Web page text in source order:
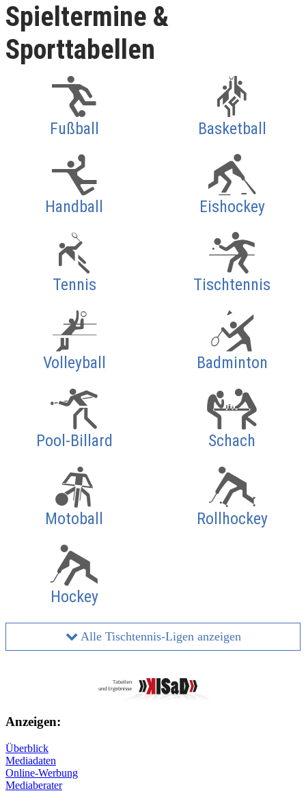
Spieltermine &
Sporttabellen
Fußball Basketball
Handball Eishockey
Tennis Tischtennis
Volleyball Badminton
Pool-Billard Schach
Motoball Rollhockey
Hockey
Alle Tischtennis-Ligen anzeigen
Anzeigen:
Überblick
Mediadaten
Online-Werbung
Mediaberater